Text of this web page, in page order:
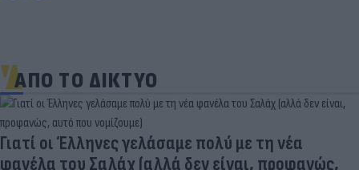
ΑΠΟ ΤΟ ΔΙΚΤΥΟ
«Μια θεά για τον θεό» - Η κυρία Μέσι
εντυπωσίασε στο Instagram, την σχολίασε και η